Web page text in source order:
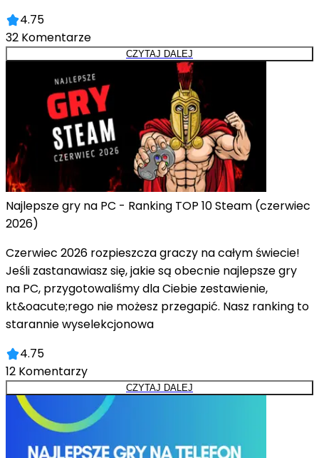
4.75
32 Komentarze
CZYTAJ DALEJ
Najlepsze gry na PC - Ranking TOP 10 Steam (czerwiec
2026)
Czerwiec 2026 rozpieszcza graczy na całym świecie!
Jeśli zastanawiasz się, jakie są obecnie najlepsze gry
na PC, przygotowaliśmy dla Ciebie zestawienie,
kt&oacute;rego nie możesz przegapić. Nasz ranking to
starannie wyselekcjonowa
4.75
12 Komentarzy
CZYTAJ DALEJ